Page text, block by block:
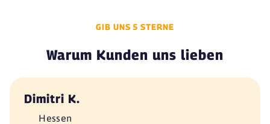
GIB UNS 5 STERNE
Warum Kunden uns lieben
Dimitri K.
Hessen